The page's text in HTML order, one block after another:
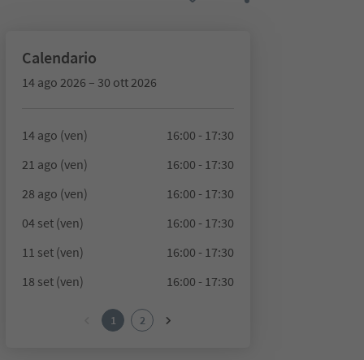
Calendario
14 ago 2026 – 30 ott 2026
14 ago (ven)
16:00 - 17:30
21 ago (ven)
16:00 - 17:30
28 ago (ven)
16:00 - 17:30
04 set (ven)
16:00 - 17:30
11 set (ven)
16:00 - 17:30
18 set (ven)
16:00 - 17:30
1 2